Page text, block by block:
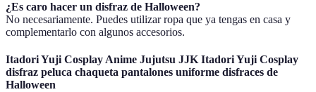
¿Es caro hacer un disfraz de Halloween?
No necesariamente. Puedes utilizar ropa que ya tengas en casa y
complementarlo con algunos accesorios.
Itadori Yuji Cosplay Anime Jujutsu JJK Itadori Yuji Cosplay
disfraz peluca chaqueta pantalones uniforme disfraces de
Halloween